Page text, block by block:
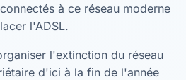
à ce réseau moderne
l'ADSL.
l'extinction du réseau
d'ici à la fin de l'année